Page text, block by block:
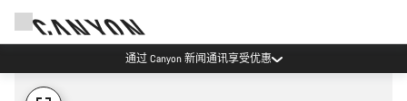
通过 Canyon 新闻通讯享受优惠